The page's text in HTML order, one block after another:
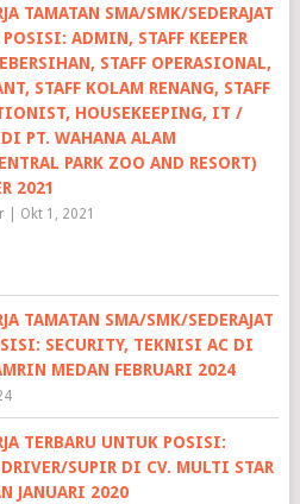
TAMATAN SMA/SMK/SEDERAJAT
ADMIN, STAFF KEEPER
STAFF OPERASIONAL,
STAFF KOLAM RENANG, STAFF
HOUSEKEEPING, IT /
PT. WAHANA ALAM
PARK ZOO AND RESORT)
2021
| Okt 1, 2021
TAMATAN SMA/SMK/SEDERAJAT
SECURITY, TEKNISI AC DI
MEDAN FEBRUARI 2024
TERBARU UNTUK POSISI:
SUPIR DI CV. MULTI STAR
JANUARI 2020